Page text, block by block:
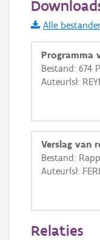
Informatie
i
+ −
Basis Lagen
Alle
Programma
Bestand: 674
Auteur(s):
Verslag van
Bestand:
Auteur(s):
Relaties